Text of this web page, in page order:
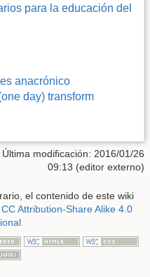
para la educación del
anacrónico
day) transform
Última modificación: 2016/01/26
09:13 (editor externo)
el contenido de este wiki
CC Attribution-Share Alike 4.0